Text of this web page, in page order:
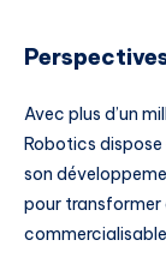
Avec plus d’un
Robotics
son
pour transformer